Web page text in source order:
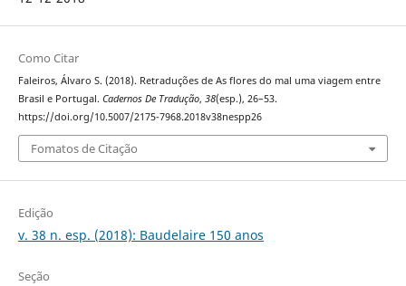
Como Citar
Faleiros, Álvaro S. (2018). Retraduções de As flores do mal uma viagem entre
Brasil e Portugal. Cadernos De Tradução, 38(esp.), 26–53.
https://doi.org/10.5007/2175-7968.2018v38nespp26
Fomatos de Citação
Edição
v. 38 n. esp. (2018): Baudelaire 150 anos
Seção